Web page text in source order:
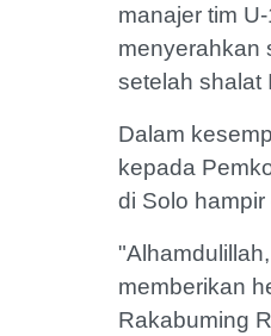
manajer tim
menyerahkan
setelah shalat
Dalam
kepada
di Solo
memberikan
Rakabuming